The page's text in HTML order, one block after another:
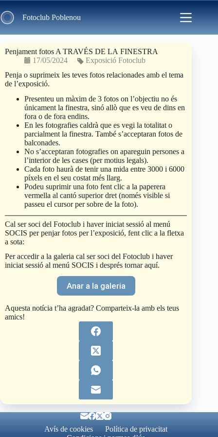
to
content Fotoclub Poblenou
Penjament fotos A TRAVÉS DE LA FINESTRA
17/05/2024
Exposició Fotoclub
Penja o suprimeix les teves fotos relacionades amb el tema
de l’exposició.
Presenteu un màxim de 3 fotos on l’objectiu no és
únicament la finestra, sinó allò que es veu de dins en
fora o de fora endins.
En les fotografies caldrà que es vegi la totalitat o
parcialment la finestra. També s’acceptaran fotos de
balconades.
No s’acceptaran fotografies on apareguin persones a
l’interior de les cases (per motius legals).
Cada foto haurà de tenir una mida entre 3000 i 6000
píxels en el seu costat més llarg.
Podeu suprimir una foto fent clic a la paperera
vermella al cantó superior dret (només visible si
passeu el cursor per sobre de la foto).
Cal ser soci del Fotoclub i haver iniciat sessió al menú
SOCIS per penjar fotos per l’exposició, fent clic a la fletxa
a sota:
Per accedir a la galeria cal ser soci del Fotoclub i haver
iniciat sessió al menú SOCIS i després tornar aquí.
Anar a la galeria
Aquesta notícia t’ha agradat? Comparteix-la amb els teus
amics!
Avís de cookies
Política de privacitat